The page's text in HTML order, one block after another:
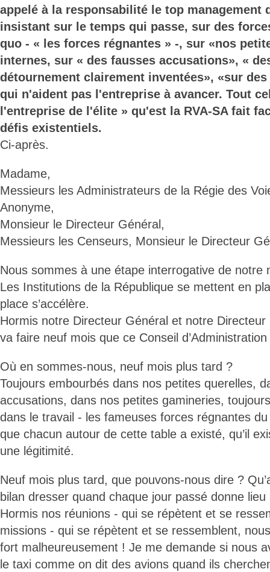
appelé à la responsabilité le top management
insistant sur le temps qui passe, sur des
quo - « les forces régnantes » -, sur «nos
internes, sur « des fausses accusations», «
détournement clairement inventées», «sur
qui n'aident pas l'entreprise à avancer. Tout
l'entreprise de l'élite » qu'est la RVA-SA fait
défis existentiels.
Ci-après.
Madame,
Messieurs les Administrateurs de la Régie des
Anonyme,
Monsieur le Directeur Général,
Messieurs les Censeurs, Monsieur le Directeur
Nous sommes à une étape interrogative de notre
Les Institutions de la République se mettent en
place s’accélère.
Hormis notre Directeur Général et notre Directeur
va faire neuf mois que ce Conseil
Où en sommes-nous, neuf mois plus tard ?
Toujours embourbés dans nos petites querelles,
accusations, dans nos petites gamineries,
dans le travail - les fameuses forces régnantes
que chacun autour de cette table a existé, qu’il
une légitimité.
Neuf mois plus tard, que pouvons-nous dire ?
bilan dresser quand chaque jour passé donne
Hormis nos réunions - qui se répètent et se
missions - qui se répètent et se ressemblent,
fort malheureusement ! Je me demande si nous
le taxi comme on dit des avions quand ils